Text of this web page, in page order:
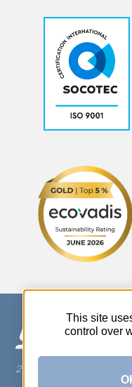
270 Rue Thérèse Planiol -
This site
control over